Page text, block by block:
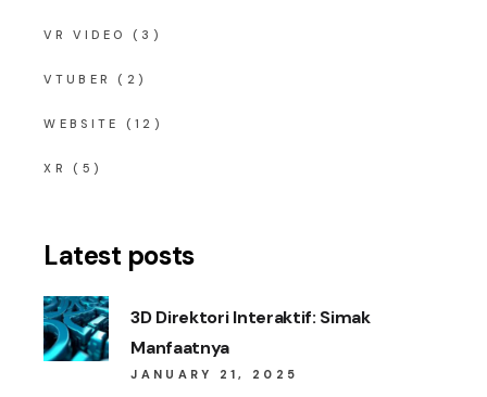
VR VIDEO (3)
VTUBER (2)
WEBSITE (12)
XR (5)
Latest posts
3D Direktori Interaktif: Simak
Manfaatnya
JANUARY 21, 2025